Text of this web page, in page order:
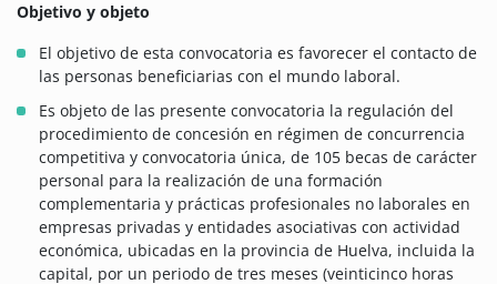
Objetivo y objeto
El objetivo de esta convocatoria es favorecer el contacto de
las personas beneficiarias con el mundo laboral.
Es objeto de las presente convocatoria la regulación del
procedimiento de concesión en régimen de concurrencia
competitiva y convocatoria única, de 105 becas de carácter
personal para la realización de una formación
complementaria y prácticas profesionales no laborales en
empresas privadas y entidades asociativas con actividad
económica, ubicadas en la provincia de Huelva, incluida la
capital, por un periodo de tres meses (veinticinco horas